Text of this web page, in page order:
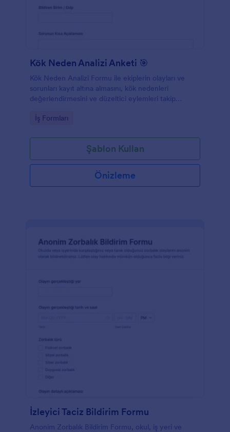
Kök Neden Analizi Anketi 🎯
Kök Neden Analizi Formu ile ekiplerin olayları ve
sorunları kayıt altına almasını, kök nedenleri
değerlendirmesini ve düzeltici eylemleri takip
veri toplama sağlayın.
Go to Category:
İş Formları
Şablon Kullan
Önizleme
İzleyici Taciz Bildirim Formu
Anonim Zorbalık Bildirim Formu, okul, iş yeri ve